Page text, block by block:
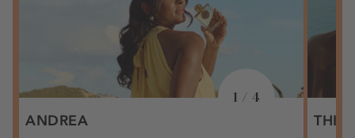
1 / 4
ANDREA